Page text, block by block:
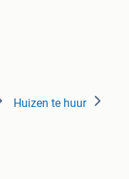
Huizen te huur